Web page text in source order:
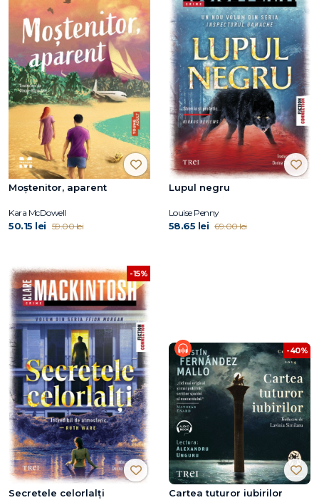
Moștenitor, aparent
Kara McDowell
50.15 lei 59.00 lei
Lupul negru
Louise Penny
58.65 lei 69.00 lei
-15%
Secretele celorlalți
-40%
Cartea tuturor iubirilor